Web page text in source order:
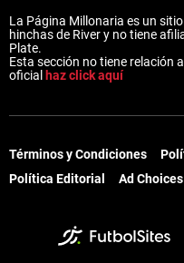
La Página Millonaria es un
hinchas de River y no tiene
Plate.
Esta sección no tiene relación
oficial haz click aquí
Términos y Condiciones
Política Editorial
Ad Choices